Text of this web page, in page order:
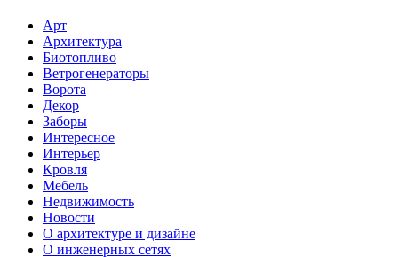
Арт
Архитектура
Биотопливо
Ветрогенераторы
Ворота
Декор
Заборы
Интересное
Интерьер
Кровля
Мебель
Недвижимость
Новости
О архитектуре и дизайне
О инженерных сетях